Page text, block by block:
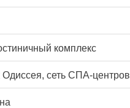
комплекс
Одиссея, сеть СПА-центров